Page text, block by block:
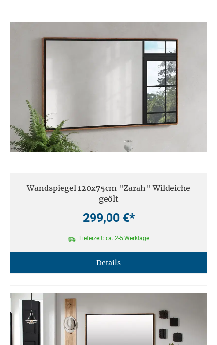
Wandspiegel 120x75cm "Zarah" Wildeiche
geölt
299,00 €*
Lieferzeit: ca. 2-5 Werktage
Details